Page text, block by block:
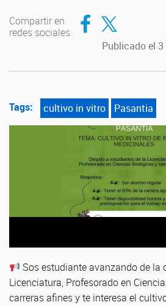
Compartir en
redes sociales
Compartir en Facebook
Compartir en Twitter
Publicado el
Tags: cultivo in vitro Pasantia
Sos estudiante avanzando de la
Licenciatura, Profesorado en
carreras afines y te interesa el